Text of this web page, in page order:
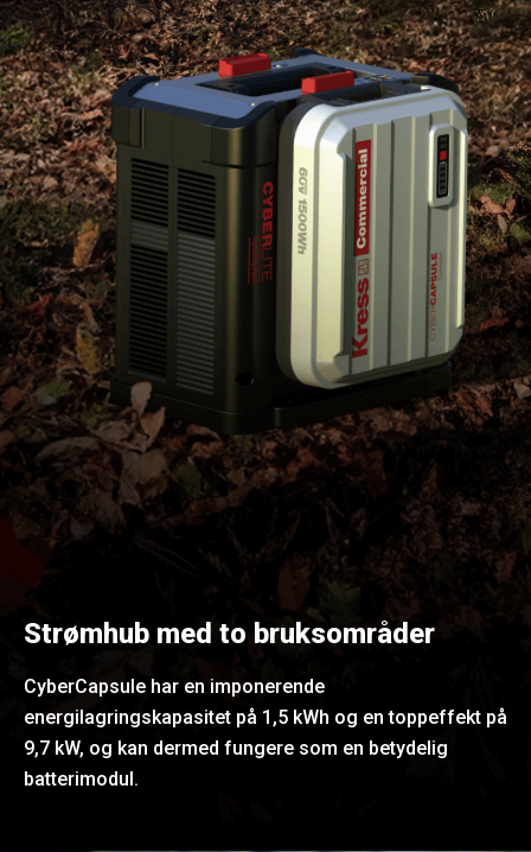
Strømhub med to bruksområder
CyberCapsule har en imponerende
energilagringskapasitet på 1,5 kWh og en toppeffekt på
9,7 kW, og kan dermed fungere som en betydelig
batterimodul.